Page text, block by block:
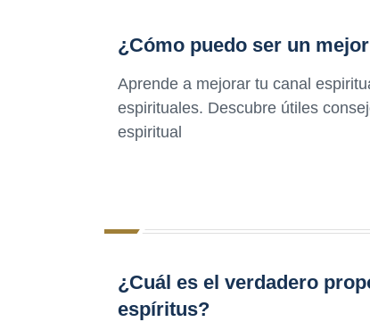
¿Cómo puedo ser un
Aprende a mejorar tu canal
espirituales. Descubre útiles
espiritual
¿Cuál es el verdadero
espíritus?